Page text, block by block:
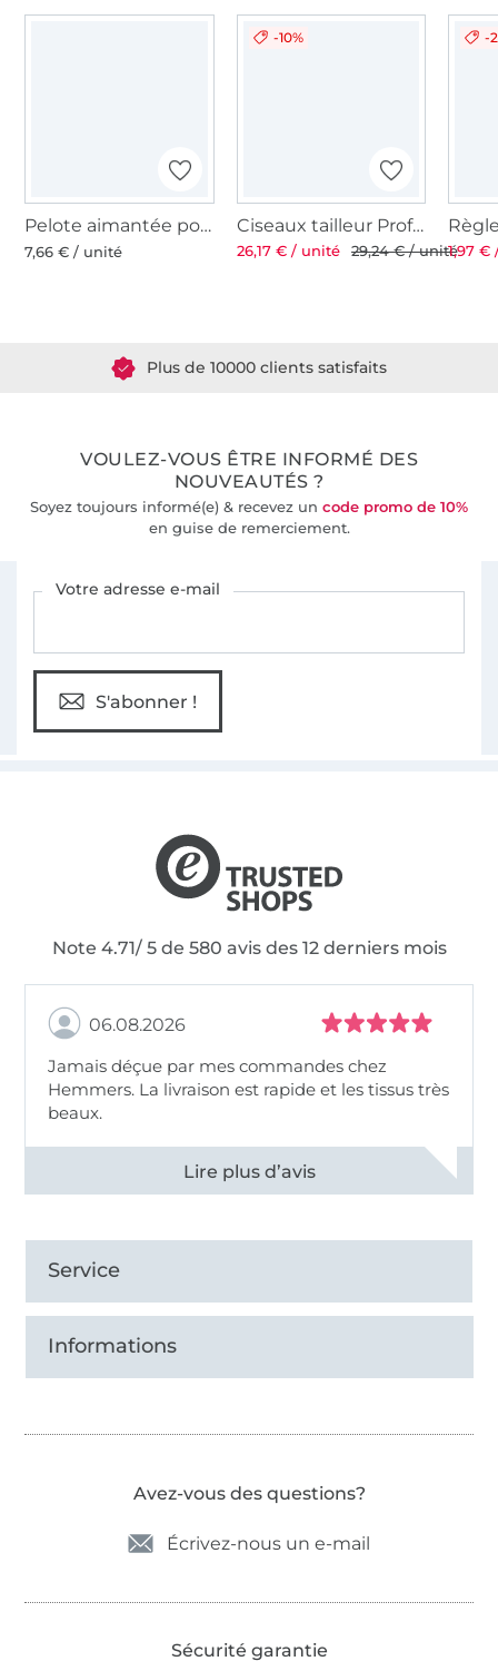
Pelote aimantée pour épingles
7,66 € / unité
-10%
Ciseaux tailleur Professional 8'' 21 cm
26,17 € / unité 29,24 € / unité
-
1,97 €
Plus de 10000 clients satisfaits
VOULEZ-VOUS ÊTRE INFORMÉ DES
NOUVEAUTÉS ?
Soyez toujours informé(e) & recevez un code promo de 10%
en guise de remerciement.
Votre adresse e-mail
S'abonner !
Note 4.71/ 5 de 580 avis des 12 derniers mois
06.08.2026
Jamais déçue par mes commandes chez
Hemmers. La livraison est rapide et les tissus très
beaux.
Voir tous les 11495 commentaires
Service
Informations
Avez-vous des questions?
Écrivez-nous un e-mail
Sécurité garantie